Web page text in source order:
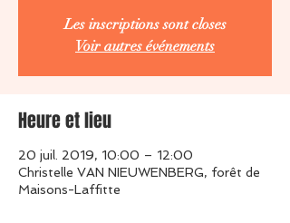
Les inscriptions sont closes
Voir autres événements
Heure et lieu
20 juil. 2019, 10:00 – 12:00
Christelle VAN NIEUWENBERG, forêt de
Maisons-Laffitte